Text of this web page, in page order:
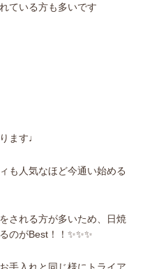
ている方も多いです
ます♩
も人気なほど今通い始める
される方が多いため、日焼
のがBest！！✨✨✨
手入れと同じ様にトライア